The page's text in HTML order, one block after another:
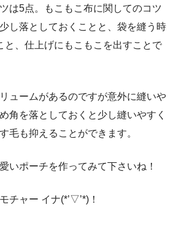
は5点。もこもこ布に関してのコツ
し落としておくことと、袋を縫う時
と、仕上げにもこもこを出すことで
ュームがあるのですが意外に縫いや
角を落としておくと少し縫いやすく
毛も抑えることができます。
いポーチを作ってみて下さいね！
チャー イナ(*’▽’*)！